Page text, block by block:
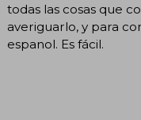
todas las cosas que
averiguarlo, y para
espanol. Es fácil.